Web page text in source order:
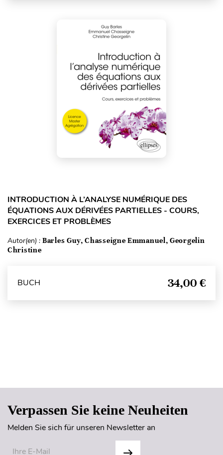
INTRODUCTION À L’ANALYSE NUMÉRIQUE DES
ÉQUATIONS AUX DÉRIVÉES PARTIELLES - COURS,
EXERCICES ET PROBLÈMES
Autor(en) : Barles Guy, Chasseigne Emmanuel, Georgelin
Christine
BUCH 34,00 €
Verpassen Sie keine Neuheiten
Melden Sie sich für unseren Newsletter an